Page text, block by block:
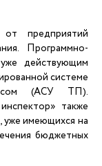
предприятий
Программно-
действующим
системе
(АСУ ТП).
также
имеющихся на
бюджетных